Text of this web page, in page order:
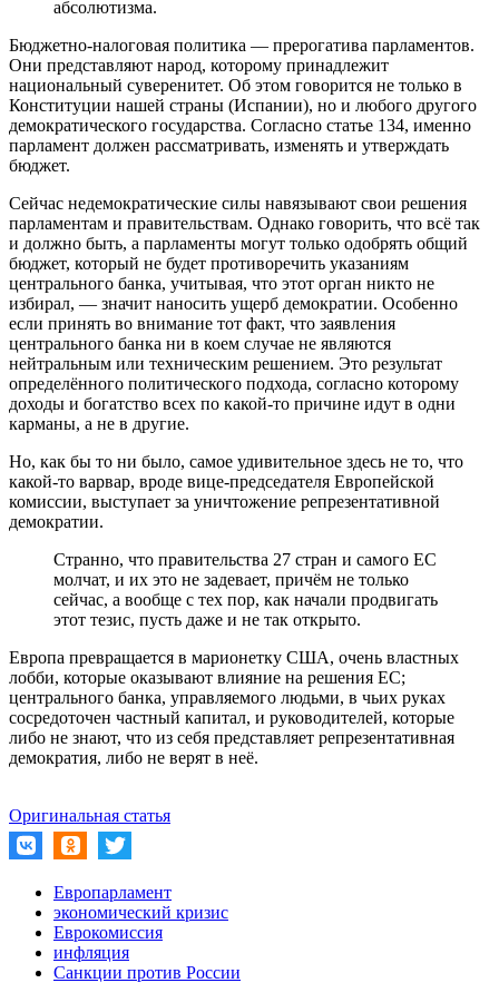
абсолютизма.
Бюджетно-налоговая политика — прерогатива парламентов.
Они представляют народ, которому принадлежит
национальный суверенитет. Об этом говорится не только в
Конституции нашей страны (Испании), но и любого другого
демократического государства. Согласно статье 134, именно
парламент должен рассматривать, изменять и утверждать
бюджет.
Сейчас недемократические силы навязывают свои решения
парламентам и правительствам. Однако говорить, что всё так
и должно быть, а парламенты могут только одобрять общий
бюджет, который не будет противоречить указаниям
центрального банка, учитывая, что этот орган никто не
избирал, — значит наносить ущерб демократии. Особенно
если принять во внимание тот факт, что заявления
центрального банка ни в коем случае не являются
нейтральным или техническим решением. Это результат
определённого политического подхода, согласно которому
доходы и богатство всех по какой-то причине идут в одни
карманы, а не в другие.
Но, как бы то ни было, самое удивительное здесь не то, что
какой-то варвар, вроде вице-председателя Европейской
комиссии, выступает за уничтожение репрезентативной
демократии.
Странно, что правительства 27 стран и самого ЕС
молчат, и их это не задевает, причём не только
сейчас, а вообще с тех пор, как начали продвигать
этот тезис, пусть даже и не так открыто.
Европа превращается в марионетку США, очень властных
лобби, которые оказывают влияние на решения ЕС;
центрального банка, управляемого людьми, в чьих руках
сосредоточен частный капитал, и руководителей, которые
либо не знают, что из себя представляет репрезентативная
демократия, либо не верят в неё.
Оригинальная статья
Европарламент
экономический кризис
Еврокомиссия
инфляция
Санкции против России